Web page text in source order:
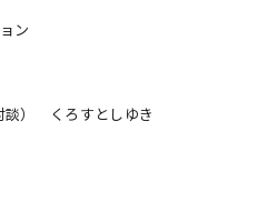
ン
談） くろすとしゆき